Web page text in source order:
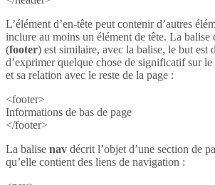
L’élément d’en-tête peut contenir d’autres
inclure au moins un élément de tête. La balise
(footer) est similaire, avec la balise, le but est
d’exprimer quelque chose de significatif sur le
et sa relation avec le reste de la page :
<footer>
Informations de bas de page
</footer>
La balise nav décrit l’objet d’une section de
qu’elle contient des liens de navigation :